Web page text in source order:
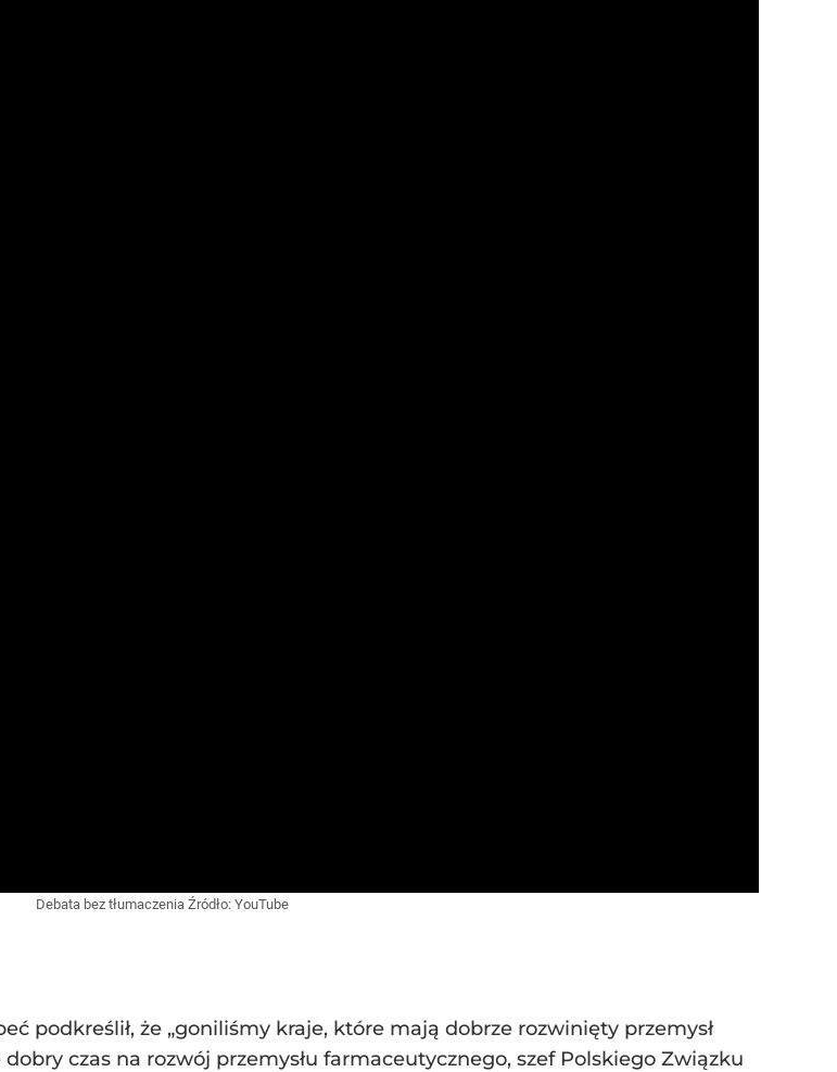
Debata bez tłumaczenia Źródło: YouTube
podkreślił, że „goniliśmy kraje, które mają dobrze rozwinięty przemysł
czas na rozwój przemysłu farmaceutycznego, szef Polskiego Związku